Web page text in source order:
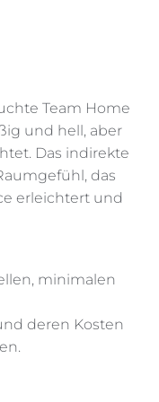
Team Home
und hell, aber
Das indirekte
das
erleichtert und
minimalen
deren Kosten